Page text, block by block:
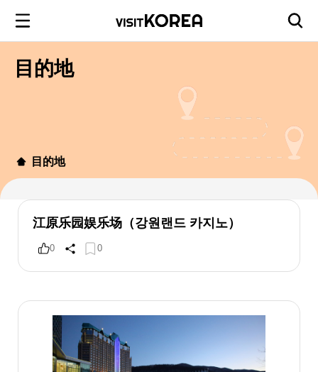
目的地
目的地
江原乐园娱乐场（강원랜드 카지노）
0 0